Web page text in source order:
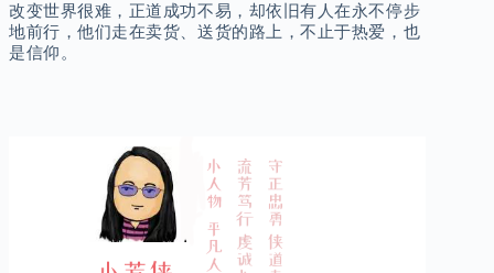
改变世界很难，正道成功不易，却依旧有人在永不停步
地前行，他们走在卖货、送货的路上，不止于热爱，也
是信仰。